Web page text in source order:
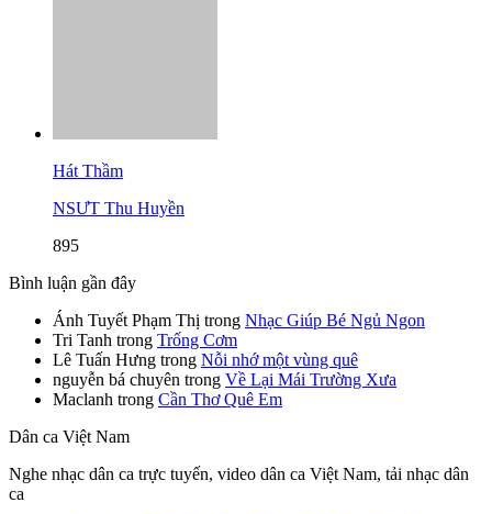
Hát Thầm
NSƯT Thu Huyền
895
Bình luận gần đây
Ánh Tuyết Phạm Thị trong Nhạc Giúp Bé Ngủ Ngon
Tri Tanh trong Trống Cơm
Lê Tuấn Hưng trong Nỗi nhớ một vùng quê
nguyễn bá chuyên trong Về Lại Mái Trường Xưa
Maclanh trong Cần Thơ Quê Em
Dân ca Việt Nam
Nghe nhạc dân ca trực tuyến, video dân ca Việt Nam, tải nhạc dân
ca